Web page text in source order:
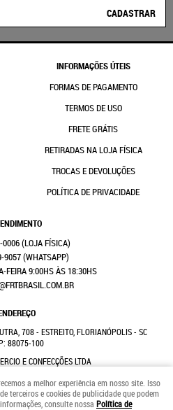
CADASTRAR
INFORMAÇÕES ÚTEIS
FORMAS DE PAGAMENTO
TERMOS DE USO
FRETE GRÁTIS
RETIRADAS NA LOJA FÍSICA
TROCAS E DEVOLUÇÕES
POLÍTICA DE PRIVACIDADE
0006
9057(WHATSAPP)
FEIRA 9:00HS ÀS 18:30HS
708- ESTREITO, FLORIANÓPOLIS- SC
88075-100
E CONFECÇÕES LTDA
a melhor experiência em nosso site. Isso
terceiros e cookies de publicidade que podem
consulte nossa Política de